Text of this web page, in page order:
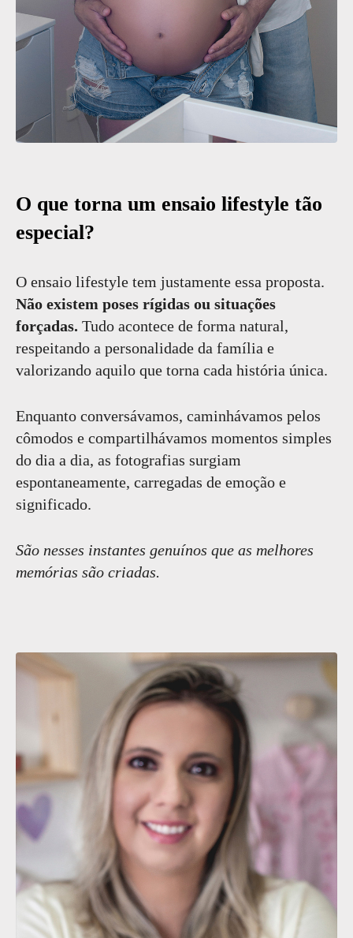
O que torna um ensaio lifestyle tão
especial?
O ensaio lifestyle tem justamente essa proposta.
Não existem poses rígidas ou situações
forçadas. Tudo acontece de forma natural,
respeitando a personalidade da família e
valorizando aquilo que torna cada história única.
Enquanto conversávamos, caminhávamos pelos
cômodos e compartilhávamos momentos simples
do dia a dia, as fotografias surgiam
espontaneamente, carregadas de emoção e
significado.
São nesses instantes genuínos que as melhores
memórias são criadas.